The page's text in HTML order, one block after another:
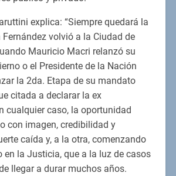
explica: “Siempre quedará la
volvió a la Ciudad de
Mauricio Macri relanzó su
o el Presidente de la Nación
la 2da. Etapa de su mandato
citada a declarar la ex
cualquier caso, la oportunidad
con imagen, credibilidad y
caída y, a la otra, comenzando
en la Justicia, que a la luz de casos
llegar a durar muchos años.